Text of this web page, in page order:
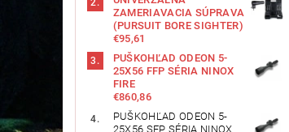
ZAMERIAVACIA SÚPRAVA
(PURSUIT BORE SIGHTER)
€95,61
PUŠKOHĽAD ODEON 5-
25X56 FFP SÉRIA NINOX
FIRE
€860,86
PUŠKOHĽAD ODEON 5-
25X56 SFP SÉRIA NINOX